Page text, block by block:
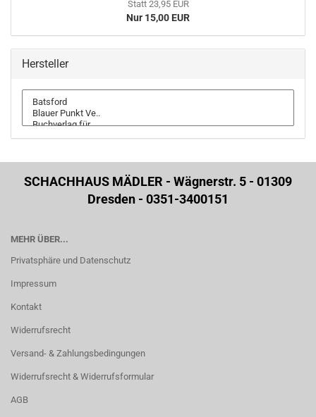
Statt 23,95 EUR
Nur 15,00 EUR
Hersteller
SCHACHHAUS MÄDLER - Wägnerstr. 5 - 01309
Dresden - 0351-3400151
MEHR ÜBER...
Privatsphäre und Datenschutz
Impressum
Kontakt
Widerrufsrecht
Versand- & Zahlungsbedingungen
Widerrufsrecht & Widerrufsformular
AGB